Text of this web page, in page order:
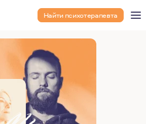
Найти психотерапевта